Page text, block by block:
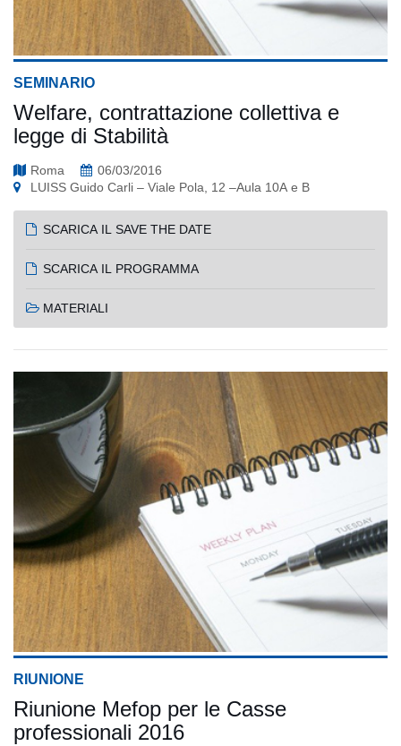
SEMINARIO
Welfare, contrattazione collettiva e
legge di Stabilità
Roma
06/03/2016
LUISS Guido Carli – Viale Pola, 12 –Aula 10A e B
SCARICA IL SAVE THE DATE
SCARICA IL PROGRAMMA
MATERIALI
RIUNIONE
Riunione Mefop per le Casse
professionali 2016